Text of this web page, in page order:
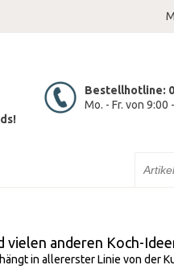
Bestellhotline:
Mo. - Fr. von 9:00
vielen anderen Koch-
in allererster Linie von der